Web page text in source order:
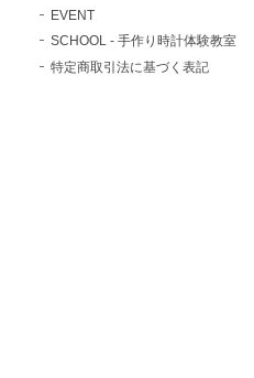
EVENT
SCHOOL - 手作り時計体験教室
特定商取引法に基づく表記